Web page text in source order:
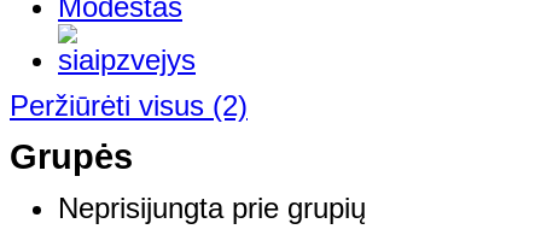
Peržiūrėti visus (2)
Grupės
Neprisijungta prie grupių